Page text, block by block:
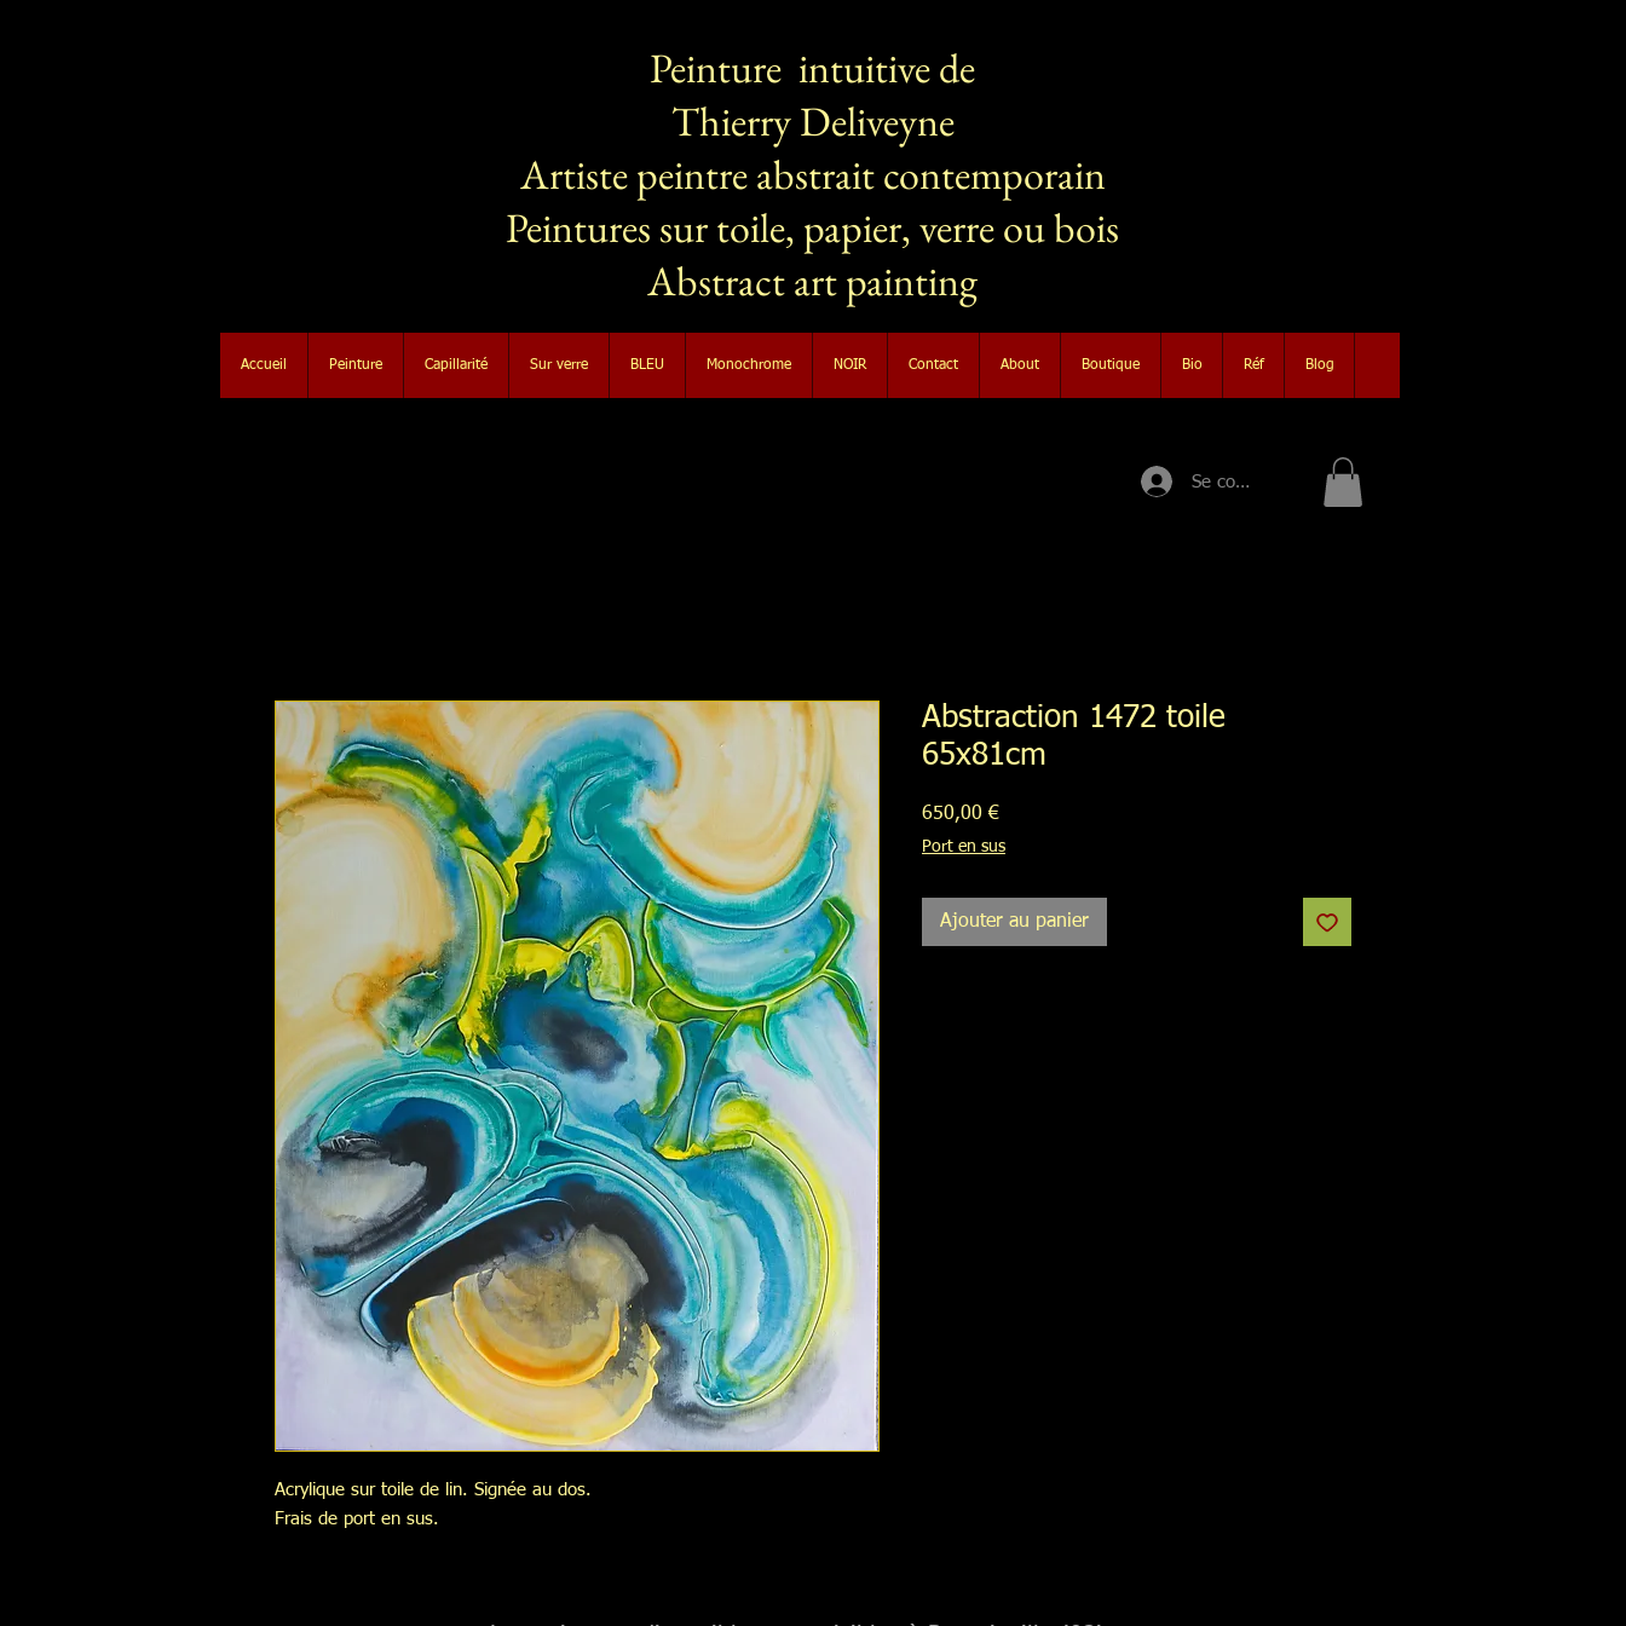
Peinture intuitive de
Thierry Deliveyne
Artiste peintre abstrait contemporain
Peintures sur toile, papier, verre ou bois
Abstract art painting
Accueil Peinture Capillarité Sur verre BLEU Monochrome NOIR Contact About Boutique Bio Réf Blog
Se connecter
Acrylique sur toile de lin. Signée au dos.
Frais de port en sus.
Abstraction 1472 toile
65x81cm
650,00 €Prix
Port en sus
Ajouter au panier